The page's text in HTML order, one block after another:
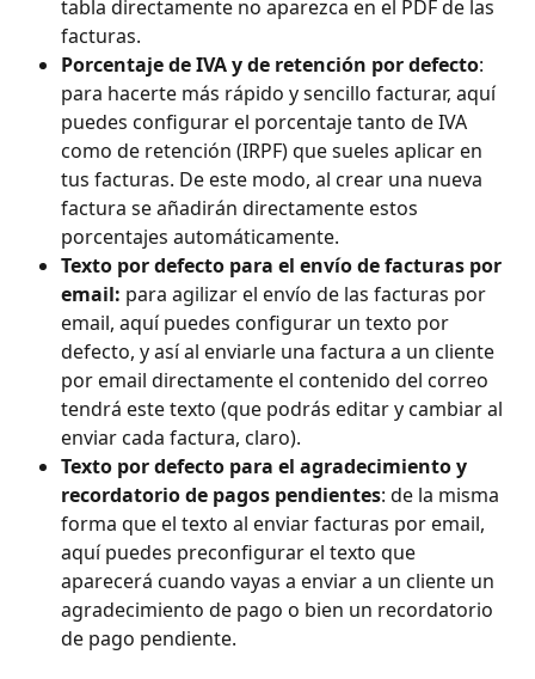
tabla directamente no aparezca en el PDF de las
facturas.
Porcentaje de IVA y de retención por defecto:
para hacerte más rápido y sencillo facturar, aquí
puedes configurar el porcentaje tanto de IVA
como de retención (IRPF) que sueles aplicar en
tus facturas. De este modo, al crear una nueva
factura se añadirán directamente estos
porcentajes automáticamente.
Texto por defecto para el envío de facturas por
email: para agilizar el envío de las facturas por
email, aquí puedes configurar un texto por
defecto, y así al enviarle una factura a un cliente
por email directamente el contenido del correo
tendrá este texto (que podrás editar y cambiar al
enviar cada factura, claro).
Texto por defecto para el agradecimiento y
recordatorio de pagos pendientes: de la misma
forma que el texto al enviar facturas por email,
aquí puedes preconfigurar el texto que
aparecerá cuando vayas a enviar a un cliente un
agradecimiento de pago o bien un recordatorio
de pago pendiente.